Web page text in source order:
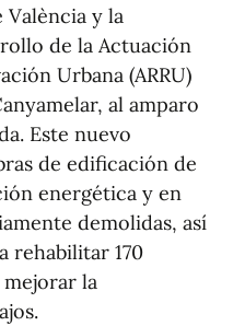
y la
de la Actuación
Urbana (ARRU)
al amparo
Este nuevo
de edificación de
energética y en
demolidas, así
rehabilitar 170
mejorar la